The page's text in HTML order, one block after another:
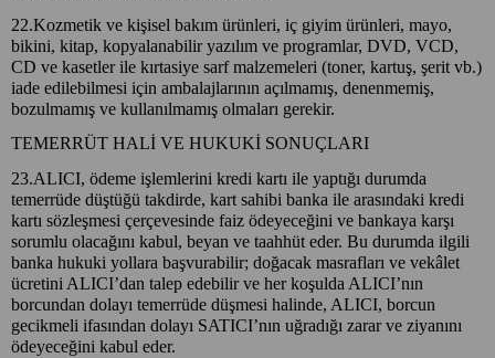
22.Kozmetik ve kişisel bakım ürünleri, iç giyim ürünleri, mayo,
bikini, kitap, kopyalanabilir yazılım ve programlar, DVD, VCD,
CD ve kasetler ile kırtasiye sarf malzemeleri (toner, kartuş, şerit vb.)
iade edilebilmesi için ambalajlarının açılmamış, denenmemiş,
bozulmamış ve kullanılmamış olmaları gerekir.
TEMERRÜT HALİ VE HUKUKİ SONUÇLARI
23.ALICI, ödeme işlemlerini kredi kartı ile yaptığı durumda
temerrüde düştüğü takdirde, kart sahibi banka ile arasındaki kredi
kartı sözleşmesi çerçevesinde faiz ödeyeceğini ve bankaya karşı
sorumlu olacağını kabul, beyan ve taahhüt eder. Bu durumda ilgili
banka hukuki yollara başvurabilir; doğacak masrafları ve vekâlet
ücretini ALICI’dan talep edebilir ve her koşulda ALICI’nın
borcundan dolayı temerrüde düşmesi halinde, ALICI, borcun
gecikmeli ifasından dolayı SATICI’nın uğradığı zarar ve ziyanını
ödeyeceğini kabul eder.